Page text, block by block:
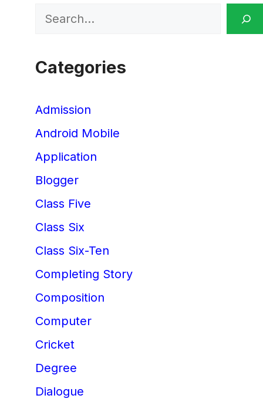
Search
Categories
Admission
Android Mobile
Application
Blogger
Class Five
Class Six
Class Six-Ten
Completing Story
Composition
Computer
Cricket
Degree
Dialogue